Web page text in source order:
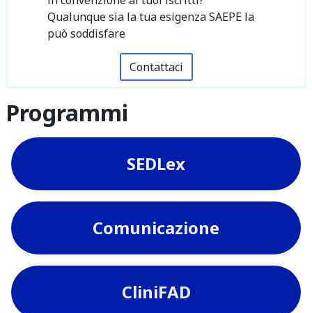
Qualunque sia la tua esigenza SAEPE la
può soddisfare
Contattaci
Programmi
SEDLex
Comunicazione
CliniFAD